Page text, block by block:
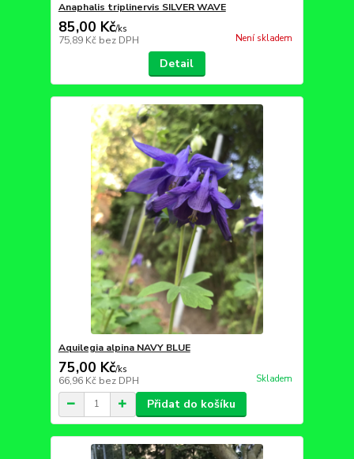
Anaphalis triplinervis SILVER WAVE
85,00 Kč/ks
75,89 Kč bez DPH Není skladem
Detail
Aquilegia alpina NAVY BLUE
75,00 Kč/ks
66,96 Kč bez DPH Skladem
Přidat do košíku